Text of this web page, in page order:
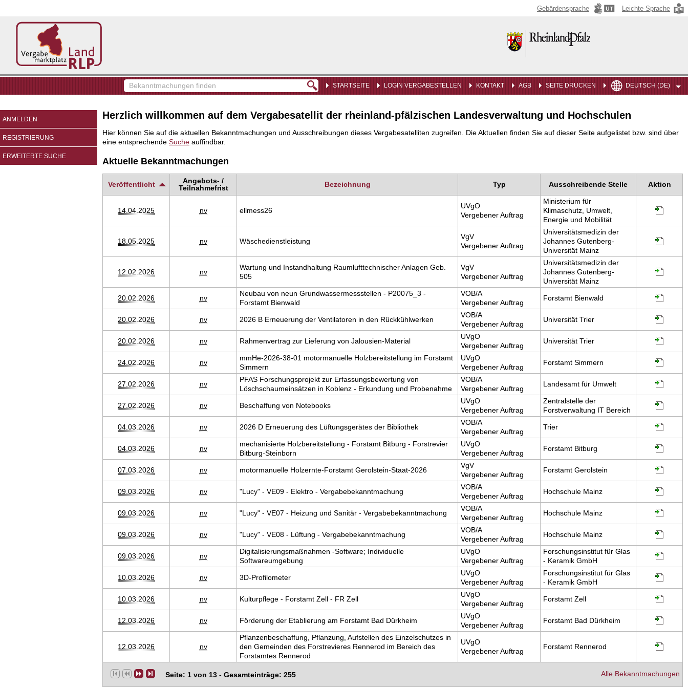
Gebärdensprache Leichte Sprache
Vergabemarktplatz
Land
Rheinland-
Pfalz
DEUTSCH (DE)
SEITE DRUCKEN
STARTSEITE LOGIN VERGABESTELLEN KONTAKT AGB
Bekanntmachungen
finden
ANMELDEN
REGISTRIERUNG
ERWEITERTE SUCHE
Herzlich willkommen auf dem Vergabesatellit der rheinland-pfälzischen Landesverwaltung und Hochschulen
Hier können Sie auf die aktuellen Bekanntmachungen und Ausschreibungen dieses Vergabesatelliten zugreifen. Die Aktuellen finden Sie auf dieser Seite aufgelistet bzw. sind über
eine entsprechende Suche auffindbar.
Aktuelle Bekanntmachungen
Veröffentlicht
Angebots- /
Teilnahmefrist
Bezeichnung Typ Ausschreibende Stelle Aktion
14.04.2025 nv ellmess26
UVgO
Vergebener Auftrag
Ministerium für
Klimaschutz, Umwelt,
Energie und Mobilität
18.05.2025 nv Wäschedienstleistung
VgV
Vergebener Auftrag
Universitätsmedizin der
Johannes Gutenberg-
Universität Mainz
12.02.2026 nv
Wartung und Instandhaltung Raumlufttechnischer Anlagen Geb.
505
VgV
Vergebener Auftrag
Universitätsmedizin der
Johannes Gutenberg-
Universität Mainz
20.02.2026 nv
Neubau von neun Grundwassermessstellen - P20075_3 -
Forstamt Bienwald
VOB/A
Vergebener Auftrag
Forstamt Bienwald
20.02.2026 nv 2026 B Erneuerung der Ventilatoren in den Rückkühlwerken
VOB/A
Vergebener Auftrag
Universität Trier
20.02.2026 nv Rahmenvertrag zur Lieferung von Jalousien-Material
UVgO
Vergebener Auftrag
Universität Trier
24.02.2026 nv
mmHe-2026-38-01 motormanuelle Holzbereitstellung im Forstamt
Simmern
UVgO
Vergebener Auftrag
Forstamt Simmern
27.02.2026 nv
PFAS Forschungsprojekt zur Erfassungsbewertung von
Löschschaumeinsätzen in Koblenz - Erkundung und Probenahme
VOB/A
Vergebener Auftrag
Landesamt für Umwelt
27.02.2026 nv Beschaffung von Notebooks
UVgO
Vergebener Auftrag
Zentralstelle der
Forstverwaltung IT Bereich
04.03.2026 nv 2026 D Erneuerung des Lüftungsgerätes der Bibliothek
VOB/A
Vergebener Auftrag
Trier
04.03.2026 nv
mechanisierte Holzbereitstellung - Forstamt Bitburg - Forstrevier
Bitburg-Steinborn
UVgO
Vergebener Auftrag
Forstamt Bitburg
07.03.2026 nv motormanuelle Holzernte-Forstamt Gerolstein-Staat-2026
VgV
Vergebener Auftrag
Forstamt Gerolstein
09.03.2026 nv "Lucy" - VE09 - Elektro - Vergabebekanntmachung
VOB/A
Vergebener Auftrag
Hochschule Mainz
09.03.2026 nv "Lucy" - VE07 - Heizung und Sanitär - Vergabebekanntmachung
VOB/A
Vergebener Auftrag
Hochschule Mainz
09.03.2026 nv "Lucy" - VE08 - Lüftung - Vergabebekanntmachung
VOB/A
Vergebener Auftrag
Hochschule Mainz
09.03.2026 nv
Digitalisierungsmaßnahmen -Software; Individuelle
Softwareumgebung
UVgO
Vergebener Auftrag
Forschungsinstitut für Glas
- Keramik GmbH
10.03.2026 nv 3D-Profilometer
UVgO
Vergebener Auftrag
Forschungsinstitut für Glas
- Keramik GmbH
10.03.2026 nv Kulturpflege - Forstamt Zell - FR Zell
UVgO
Vergebener Auftrag
Forstamt Zell
12.03.2026 nv Förderung der Etablierung am Forstamt Bad Dürkheim
UVgO
Vergebener Auftrag
Forstamt Bad Dürkheim
12.03.2026 nv
Pflanzenbeschaffung, Pflanzung, Aufstellen des Einzelschutzes in
den Gemeinden des Forstrevieres Rennerod im Bereich des
Forstamtes Rennerod
UVgO
Vergebener Auftrag
Forstamt Rennerod
Seite: 1 von 13 - Gesamteinträge: 255 Alle Bekanntmachungen